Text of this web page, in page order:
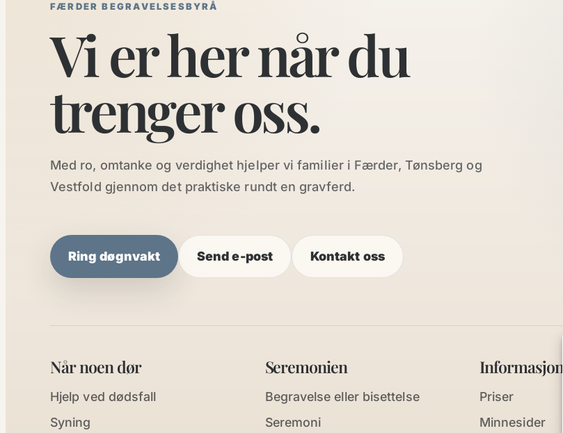
FÆRDER BEGRAVELSESBYRÅ
Vi er her når du
trenger oss.
Med ro, omtanke og verdighet hjelper vi familier i Færder, Tønsberg og
Vestfold gjennom det praktiske rundt en gravferd.
Ring døgnvakt Send e-post Kontakt oss
Når noen dør
Hjelp ved dødsfall
Syning
Seremonien
Begravelse eller bisettelse
Seremoni
Informasjon
Priser
Minnesider